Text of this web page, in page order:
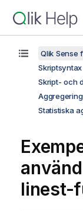
Qlik Sense
Skript- och
Statistiska
linest-